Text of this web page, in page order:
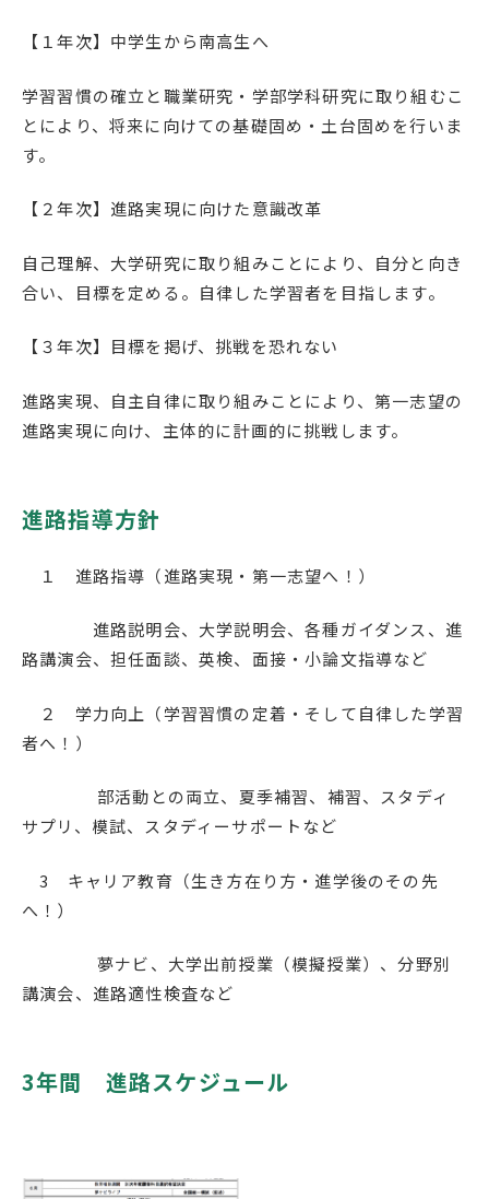
【１年次】中学生から南高生へ
学習習慣の確立と職業研究・学部学科研究に取り組むこ
とにより、将来に向けての基礎固め・土台固めを行いま
す。
【２年次】進路実現に向けた意識改革
自己理解、大学研究に取り組みことにより、自分と向き
合い、目標を定める。自律した学習者を目指します。
【３年次】目標を掲げ、挑戦を恐れない
進路実現、自主自律に取り組みことにより、第一志望の
進路実現に向け、主体的に計画的に挑戦します。
進路指導方針
１ 進路指導（進路実現・第一志望へ！）
進路説明会、大学説明会、各種ガイダンス、進
路講演会、担任面談、英検、面接・小論文指導など
２ 学力向上（学習習慣の定着・そして自律した学習
者へ！）
部活動との両立、夏季補習、補習、スタディ
サプリ、模試、スタディーサポートなど
3 キャリア教育（生き方在り方・進学後のその先
へ！）
夢ナビ、大学出前授業（模擬授業）、分野別
講演会、進路適性検査など
3年間 進路スケジュール